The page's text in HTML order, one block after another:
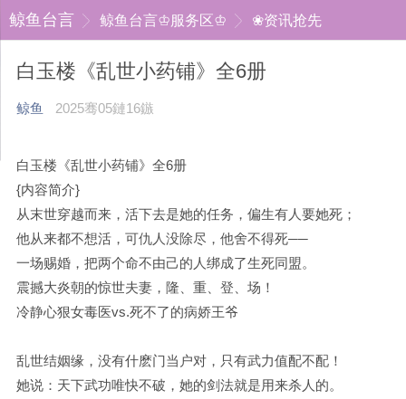
鲸鱼台言 鲸鱼台言♔服务区♔ ❀资讯抢先
白玉楼《乱世小药铺》全6册
鲸鱼 2025骞05鏈16鏃
白玉楼《乱世小药铺》全6册
{内容简介}
从末世穿越而来，活下去是她的任务，偏生有人要她死；
他从来都不想活，可仇人没除尽，他舍不得死──
一场赐婚，把两个命不由己的人绑成了生死同盟。
震撼大炎朝的惊世夫妻，隆、重、登、场！
冷静心狠女毒医vs.死不了的病娇王爷
乱世结姻缘，没有什麽门当户对，只有武力值配不配！
她说：天下武功唯快不破，她的剑法就是用来杀人的。